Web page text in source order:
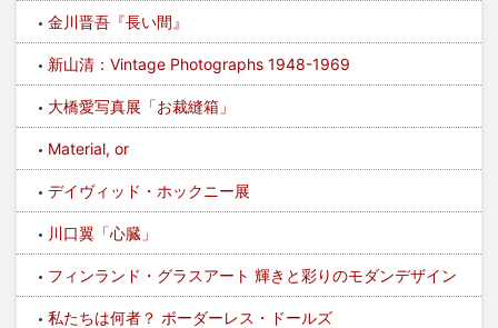
金川晋吾『長い間』
新山清：Vintage Photographs 1948-1969
大橋愛写真展「お裁縫箱」
Material, or
デイヴィッド・ホックニー展
川口翼「心臓」
フィンランド・グラスアート 輝きと彩りのモダンデザイン
私たちは何者？ ボーダーレス・ドールズ